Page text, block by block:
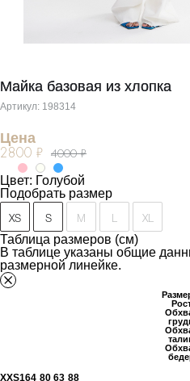
Майка базовая из хлопка
Артикул: 198314
Цена
2800 ₽ 4000 ₽
Цвет: Голубой
Подобрать размер
XS S M XL
Таблица размеров (см)
В таблице указаны общие
размерной линейке.
XXS164 80 63 88